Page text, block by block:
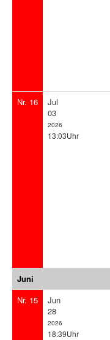
Nr. 16
Jul
03
2026
13:03Uhr
Juni
Nr. 15
Jun
28
2026
18:39Uhr